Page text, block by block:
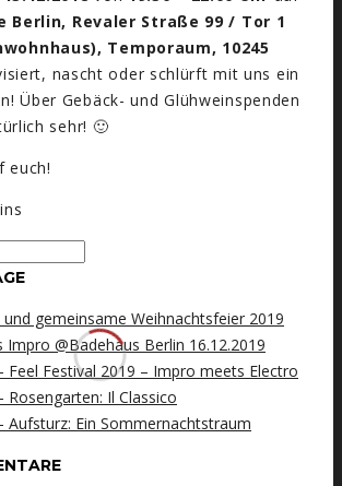
Berlin, Revaler Straße 99 / Tor 1
Temporaum, 10245
nascht oder schlürft mit uns ein
Über Gebäck- und Glühweinspenden
sehr! 🙂
euch!
gemeinsame Weihnachtsfeier 2019
Impro @Badehaus Berlin 16.12.2019
Feel Festival 2019 – Impro meets Electro
Rosengarten: Il Classico
Aufsturz: Ein Sommernachtstraum